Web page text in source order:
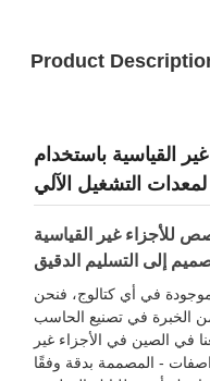
Product
القياسية باستخدام
التشغيل الآلي
للأجزاء غير القياسية
إلى التسليم الدقيق
في أي كتالوج، فنحن
مع أكثر من 20 عامًا من الخبرة في تصنيع الحاسب
في الصين في الأجزاء غير
- المصممة بدقة وفقًا